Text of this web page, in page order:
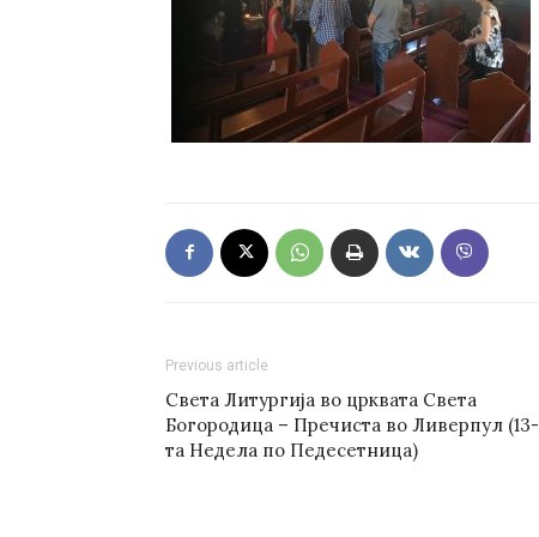
Previous article
Света Литургија во црквата Света
Богородица – Пречиста во Ливерпул (13-
та Недела по Педесетница)